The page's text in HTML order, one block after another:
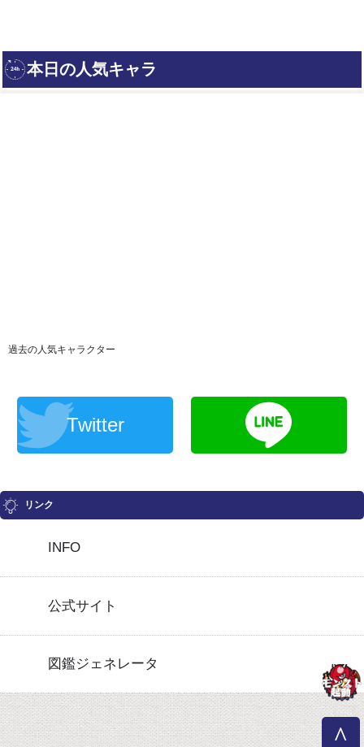
過去の人気キャラクター
Twitter
リンク
INFO
公式サイト
図鑑ジェネレータ